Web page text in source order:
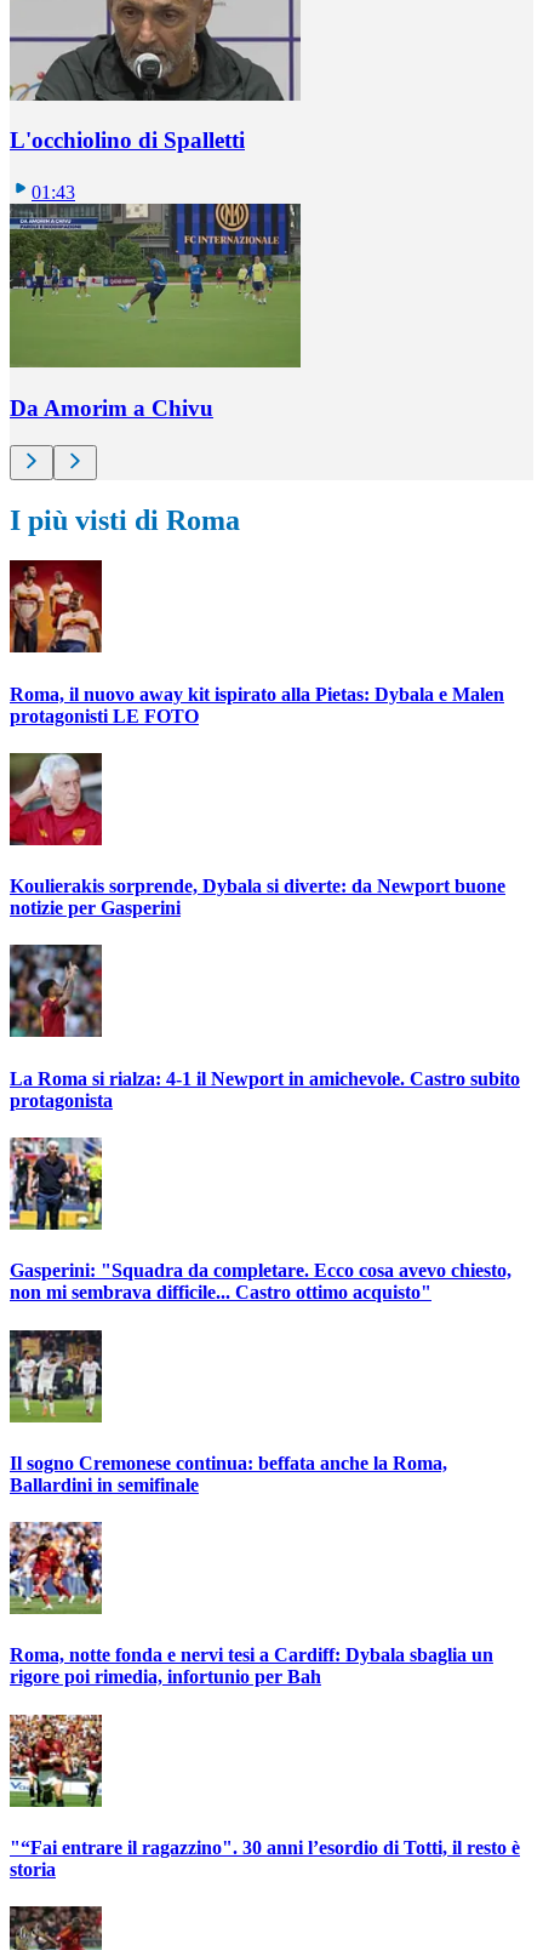
L'occhiolino di Spalletti
01:43
Da Amorim a Chivu
I più visti di Roma
Roma, il nuovo away kit ispirato alla Pietas: Dybala e Malen
protagonisti LE FOTO
Koulierakis sorprende, Dybala si diverte: da Newport buone
notizie per Gasperini
La Roma si rialza: 4-1 il Newport in amichevole. Castro subito
protagonista
Gasperini: "Squadra da completare. Ecco cosa avevo chiesto,
non mi sembrava difficile... Castro ottimo acquisto"
Il sogno Cremonese continua: beffata anche la Roma,
Ballardini in semifinale
Roma, notte fonda e nervi tesi a Cardiff: Dybala sbaglia un
rigore poi rimedia, infortunio per Bah
"“Fai entrare il ragazzino". 30 anni l’esordio di Totti, il resto è
storia